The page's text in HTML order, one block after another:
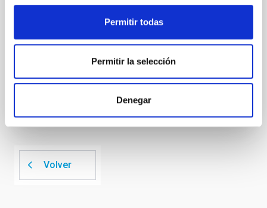
Permitir todas
Permitir la selección
Denegar
Lundgren, A. et al.
Fecha de publicación: 6 2026
BIBCODE 2026A&A...710A.230L
Volver